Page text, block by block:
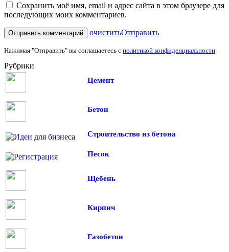
Сохранить моё имя, email и адрес сайта в этом браузере для
последующих моих комментариев.
очиститьОтправить
Нажимая "Отправить" вы соглашаетесь с политикой конфиденциальности
Рубрики
Цемент
Бетон
Строительство из бетона
Песок
Щебень
Кирпич
Газобетон